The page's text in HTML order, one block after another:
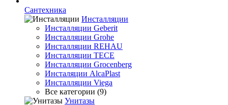
Сантехника
Инсталляции
Инсталляции Geberit
Инсталляции Grohe
Инсталляции REHAU
Инсталляции TECE
Инсталляции Grocenberg
Инсталяции AlcaPlast
Инсталляции Viega
Все категории (9)
Унитазы